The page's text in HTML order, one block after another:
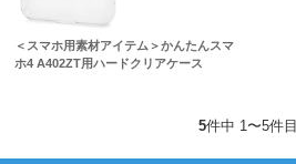
＜スマホ用素材アイテム＞かんたんスマ
ホ4 A402ZT用ハードクリアケース
5件中 1〜5件目